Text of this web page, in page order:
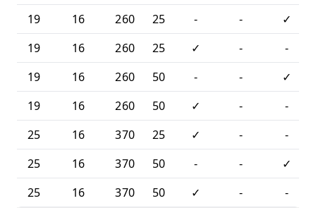
19
16 260 25 - - ✓
19
16 260 25 ✓ - -
19
16 260 50 - - ✓
19
16 260 50 ✓ - -
25
16 370 25 ✓ - -
25
16 370 50 - - ✓
25
16 370 50 ✓ - -